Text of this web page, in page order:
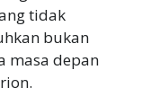
tidak
bukan
masa depan